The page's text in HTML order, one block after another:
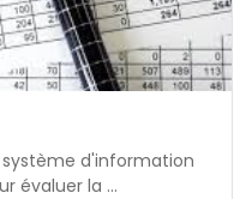
d'information
évaluer la ...